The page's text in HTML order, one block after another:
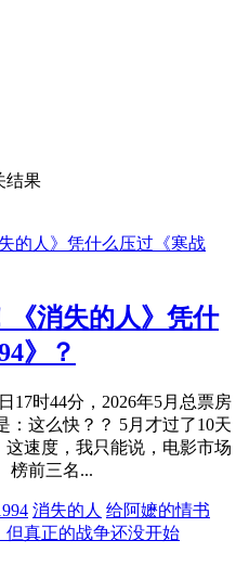
结果
《消失的人》凭什
》？
17时44分，2026年5月总票房
：这么快？？ 5月才过了10天
这速度，我只能说，电影市场
榜前三名...
消失的人 给阿嬷的情书